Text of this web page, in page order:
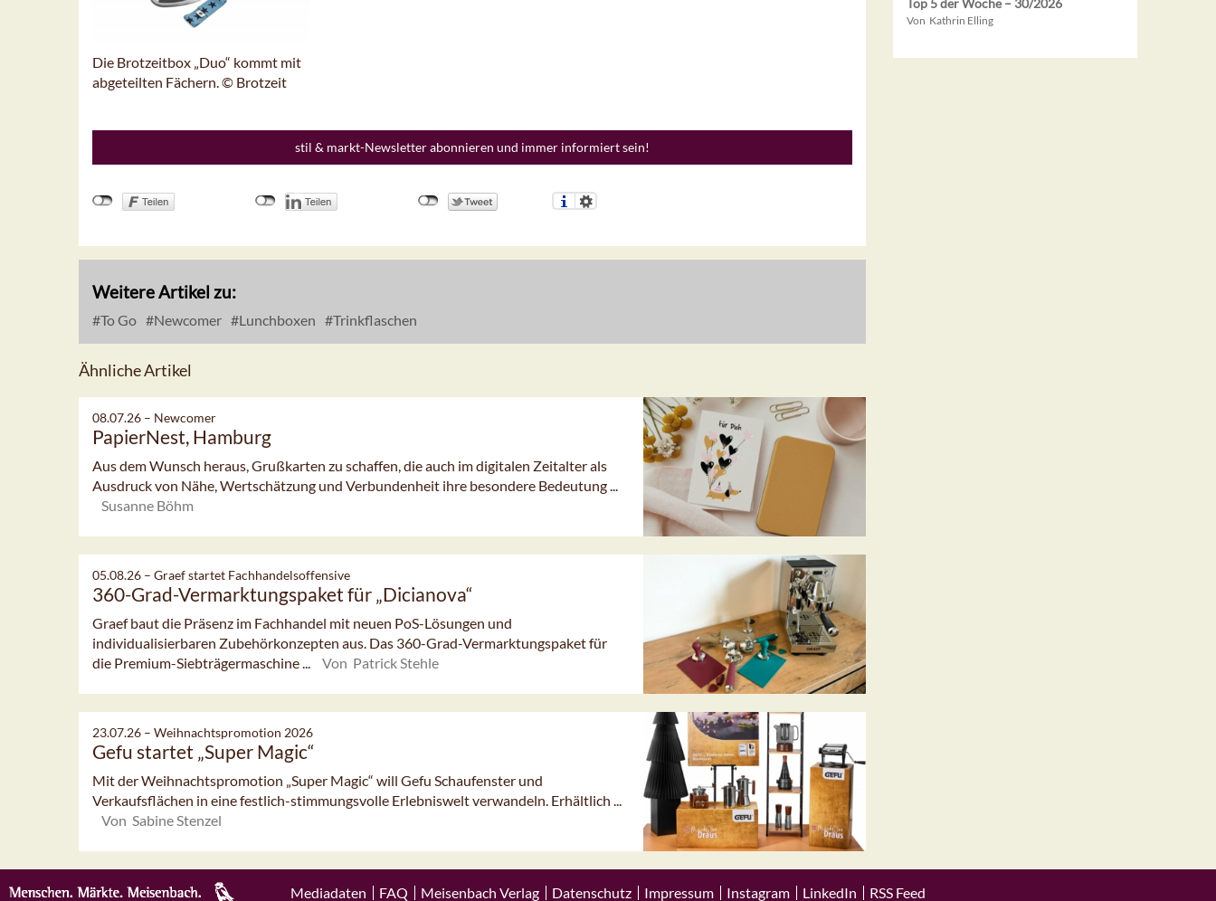
Die Brotzeitbox „Duo“ kommt mit
abgeteilten Fächern. © Brotzeit
stil & markt-Newsletter abonnieren und immer informiert sein!
Weitere Artikel zu:
To Go Newcomer Lunchboxen Trinkflaschen
Ähnliche Artikel
08.07.26 – Newcomer
PapierNest, Hamburg
Aus dem Wunsch heraus, Grußkarten zu schaffen, die auch im digitalen Zeitalter als
Ausdruck von Nähe, Wertschätzung und Verbundenheit ihre besondere Bedeutung ...
Susanne Böhm
05.08.26 – Graef startet Fachhandelsoffensive
360-Grad-Vermarktungspaket für „Dicianova“
Graef baut die Präsenz im Fachhandel mit neuen PoS-Lösungen und
individualisierbaren Zubehörkonzepten aus. Das 360-Grad-Vermarktungspaket für
die Premium-Siebträgermaschine ...
Von Patrick Stehle
23.07.26 – Weihnachtspromotion 2026
Gefu startet „Super Magic“
Mit der Weihnachtspromotion „Super Magic“ will Gefu Schaufenster und
Verkaufsflächen in eine festlich-stimmungsvolle Erlebniswelt verwandeln. Erhältlich ...
Von Sabine Stenzel
Top 5 der Woche – 30/2026
Von Kathrin Elling
Mediadaten FAQ Meisenbach Verlag Datenschutz Impressum Instagram LinkedIn RSS Feed